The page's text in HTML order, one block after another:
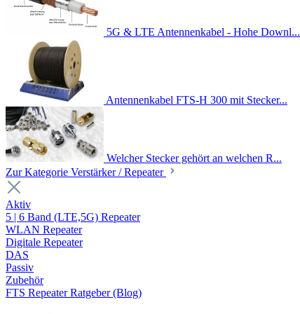
5G & LTE Antennenkabel - Hohe Downl...
Antennenkabel FTS-H 300 mit Stecker...
Welcher Stecker gehört an welchen R...
Zur Kategorie Verstärker / Repeater
Aktiv
5 | 6 Band (LTE,5G) Repeater
WLAN Repeater
Digitale Repeater
DAS
Passiv
Zubehör
FTS Repeater Ratgeber (Blog)